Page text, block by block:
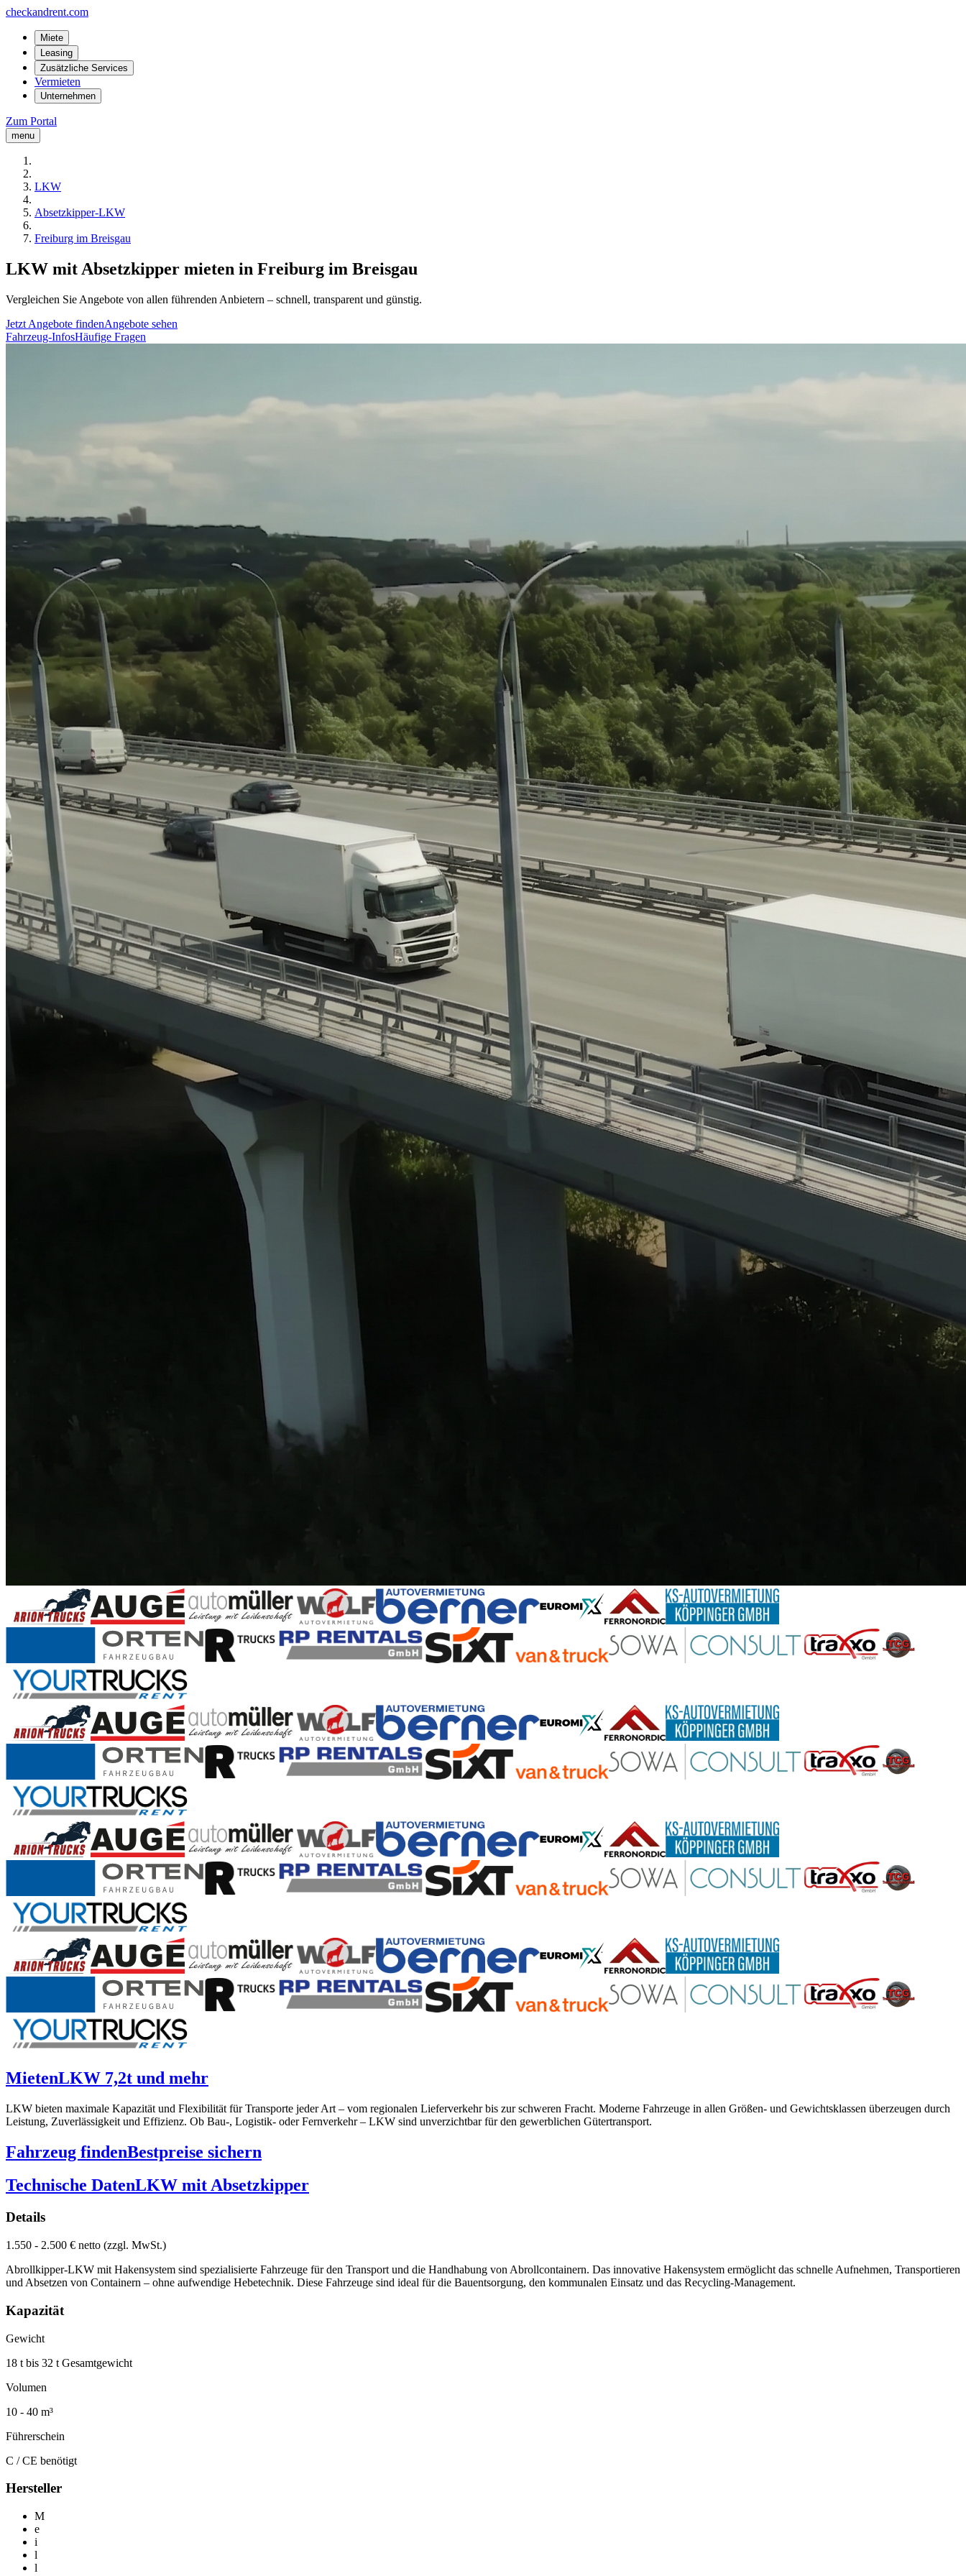
checkandrent.com
Miete
Leasing
Zusätzliche Services
Vermieten
Unternehmen
Zum Portal
menu
LKW
Absetzkipper-LKW
Freiburg im Breisgau
LKW mit Absetzkipper mieten in Freiburg im Breisgau
Vergleichen Sie Angebote von allen führenden Anbietern – schnell, transparent und günstig.
Jetzt Angebote findenAngebote sehen
Fahrzeug-InfosHäufige Fragen
MietenLKW 7,2t und mehr
LKW bieten maximale Kapazität und Flexibilität für Transporte jeder Art – vom regionalen Lieferverkehr bis zur schweren Fracht. Moderne Fahrzeuge in allen Größen- und Gewichtsklassen überzeugen durch
Leistung, Zuverlässigkeit und Effizienz. Ob Bau-, Logistik- oder Fernverkehr – LKW sind unverzichtbar für den gewerblichen Gütertransport.
Fahrzeug findenBestpreise sichern
Technische DatenLKW mit Absetzkipper
Details
1.550 - 2.500 € netto (zzgl. MwSt.)
Abrollkipper-LKW mit Hakensystem sind spezialisierte Fahrzeuge für den Transport und die Handhabung von Abrollcontainern. Das innovative Hakensystem ermöglicht das schnelle Aufnehmen, Transportieren
und Absetzen von Containern – ohne aufwendige Hebetechnik. Diese Fahrzeuge sind ideal für die Bauentsorgung, den kommunalen Einsatz und das Recycling-Management.
Kapazität
Gewicht
18 t bis 32 t Gesamtgewicht
Volumen
10 - 40 m³
Führerschein
C / CE benötigt
Hersteller
M
e
i
l
l